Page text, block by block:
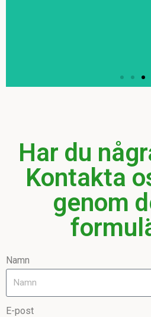
l
Älskar du hundar?
Klicka
här
Har du
Kontakta
genom
Namn
E-post